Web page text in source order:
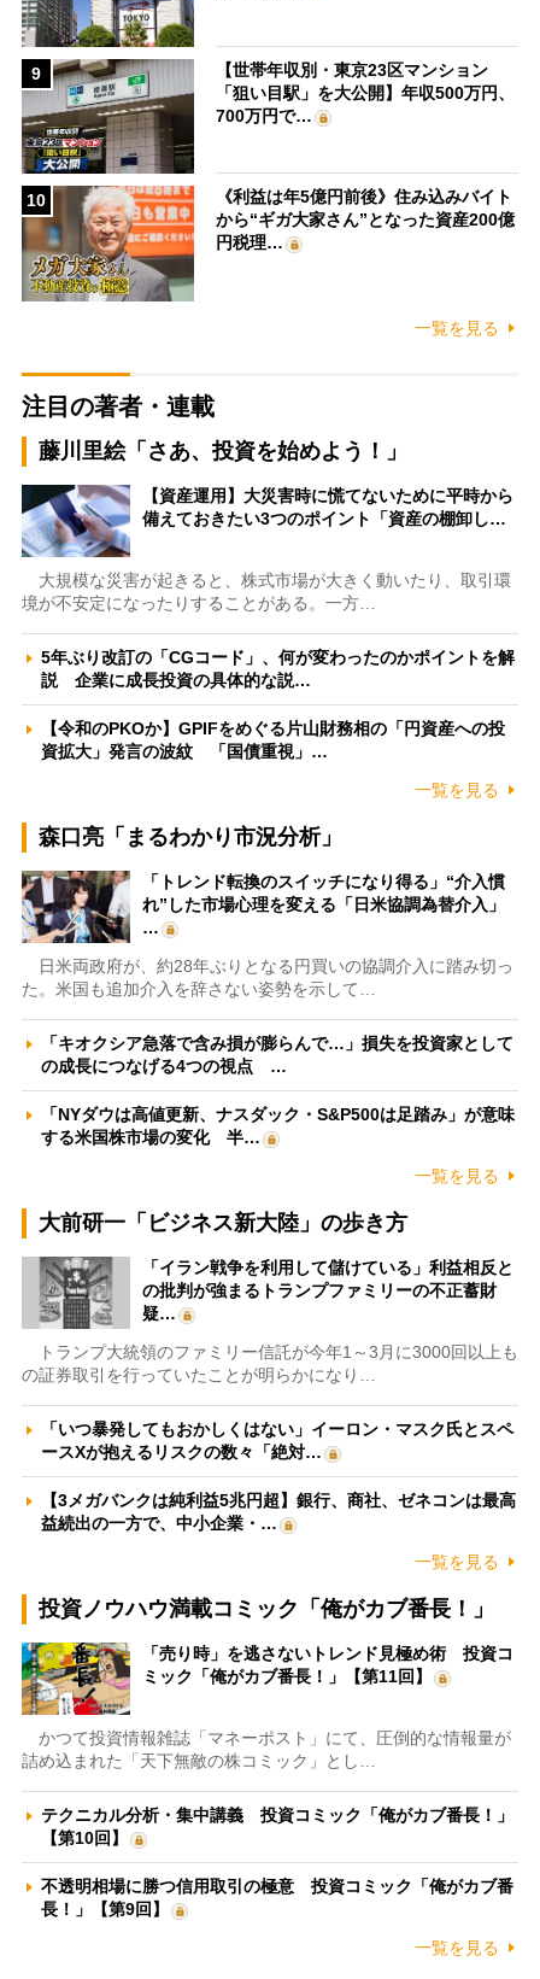
9
【世帯年収別・東京23区マンション
「狙い目駅」を大公開】年収500万円、
700万円で…
10
《利益は年5億円前後》住み込みバイト
から“ギガ大家さん”となった資産200億
円税理…
一覧を見る
注目の著者・連載
藤川里絵「さあ、投資を始めよう！」
【資産運用】大災害時に慌てないために平時から
備えておきたい3つのポイント「資産の棚卸し…
大規模な災害が起きると、株式市場が大きく動いたり、取引環
境が不安定になったりすることがある。一方…
5年ぶり改訂の「CGコード」、何が変わったのかポイントを解
説 企業に成長投資の具体的な説…
【令和のPKOか】GPIFをめぐる片山財務相の「円資産への投
資拡大」発言の波紋 「国債重視」…
一覧を見る
森口亮「まるわかり市況分析」
「トレンド転換のスイッチになり得る」“介入慣
れ”した市場心理を変える「日米協調為替介入」
…
日米両政府が、約28年ぶりとなる円買いの協調介入に踏み切っ
た。米国も追加介入を辞さない姿勢を示して…
「キオクシア急落で含み損が膨らんで…」損失を投資家として
の成長につなげる4つの視点 …
「NYダウは高値更新、ナスダック・S&P500は足踏み」が意味
する米国株市場の変化 半…
一覧を見る
大前研一「ビジネス新大陸」の歩き方
「イラン戦争を利用して儲けている」利益相反と
の批判が強まるトランプファミリーの不正蓄財
疑…
トランプ大統領のファミリー信託が今年1～3月に3000回以上も
の証券取引を行っていたことが明らかになり…
「いつ暴発してもおかしくはない」イーロン・マスク氏とスペ
ースXが抱えるリスクの数々「絶対…
【3メガバンクは純利益5兆円超】銀行、商社、ゼネコンは最高
益続出の一方で、中小企業・…
一覧を見る
投資ノウハウ満載コミック「俺がカブ番長！」
「売り時」を逃さないトレンド見極め術 投資コ
ミック「俺がカブ番長！」【第11回】
かつて投資情報雑誌「マネーポスト」にて、圧倒的な情報量が
詰め込まれた「天下無敵の株コミック」とし…
テクニカル分析・集中講義 投資コミック「俺がカブ番長！」
【第10回】
不透明相場に勝つ信用取引の極意 投資コミック「俺がカブ番
長！」【第9回】
一覧を見る